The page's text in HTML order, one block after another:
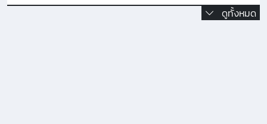
ดูทั้งหมด